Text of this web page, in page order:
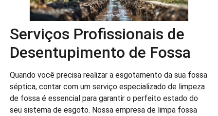
Serviços Profissionais de
Desentupimento de Fossa
Quando você precisa realizar a esgotamento da sua fossa
séptica, contar com um serviço especializado de limpeza
de fossa é essencial para garantir o perfeito estado do
seu sistema de esgoto. Nossa empresa de limpa fossa